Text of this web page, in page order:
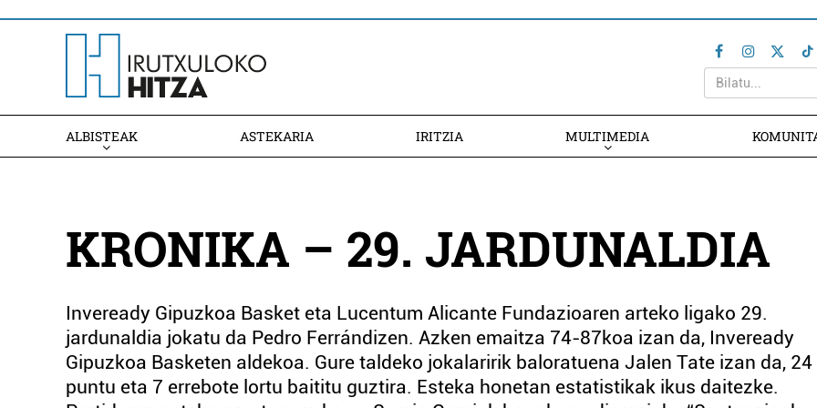
ALBISTEAK ASTEKARIA IRITZIA MULTIMEDIA
KRONIKA – 29. JARDUNALDIA
Inveready Gipuzkoa Basket eta Lucentum Alicante Fundazioaren arteko ligako 29.
jardunaldia jokatu da Pedro Ferrándizen. Azken emaitza 74-87koa izan da, Inveready
Gipuzkoa Basketen aldekoa. Gure taldeko jokalaririk baloratuena Jalen Tate izan da, 24
puntu eta 7 errebote lortu baititu guztira. Esteka honetan estatistikak ikus daitezke.